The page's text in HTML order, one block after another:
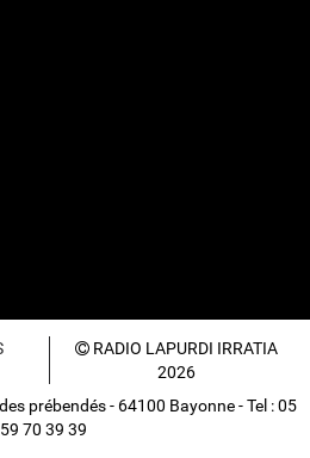
RADIO LAPURDI IRRATIA
2026
prébendés - 64100 Bayonne - Tel : 05
59 70 39 39